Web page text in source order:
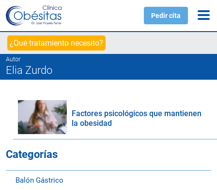
Pedir cita
¿Qué tratamiento necesito?
Autor
Elia Zurdo
Factores psicológicos que mantienen
la obesidad
Categorías
Balón Gástrico